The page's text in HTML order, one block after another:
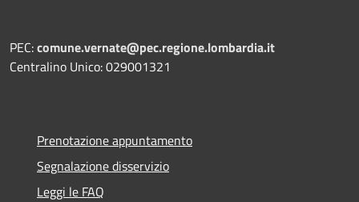
PEC:comune.vernate@pec.regione.lombardia.it
Centralino Unico: 029001321
Prenotazione appuntamento
Segnalazione disservizio
Leggi le FAQ